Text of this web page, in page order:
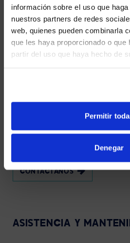
información sobre el uso que
nuestros partners de redes
web, quienes pueden combinarla
que les haya proporcionado o que
partir del uso que haya hecho de
Permitir
Denegar
Confíe en la tecnología
servicios gestionados
CONTÁCTANOS
ASISTENCIA Y
WE NOTICED
YES, TAKE ME
NO, STAY ON